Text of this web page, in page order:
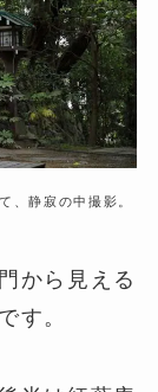
、静寂の中撮影。
から見える
す。